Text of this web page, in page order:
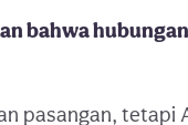
bahwa
pasangan, tetapi